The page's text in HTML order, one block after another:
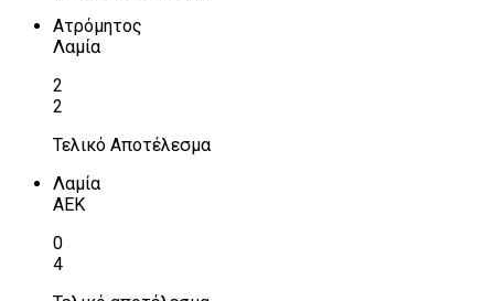
Ατρόμητος
Λαμία
2
2
Τελικό Αποτέλεσμα
Λαμία
ΑΕΚ
0
4